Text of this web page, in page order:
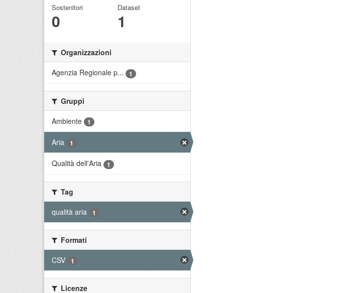
Sostenitori
0
Dataset
1
Organizzazioni
Agenzia Regionale p...
1
Gruppi
Ambiente
1
Aria 1
Qualità dell'Aria 1
Tag
qualità aria
1
Formati
CSV
1
Licenze